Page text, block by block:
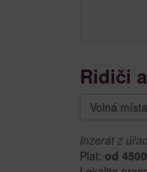
Ridiči
Volná
Inzerát z
Plat: od